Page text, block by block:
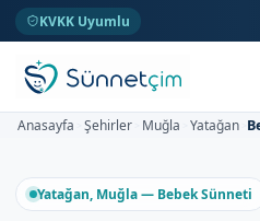
KVKK Uyumlu
Anasayfa Şehirler Muğla Yatağan
Yatağan, Muğla — Bebek Sünneti